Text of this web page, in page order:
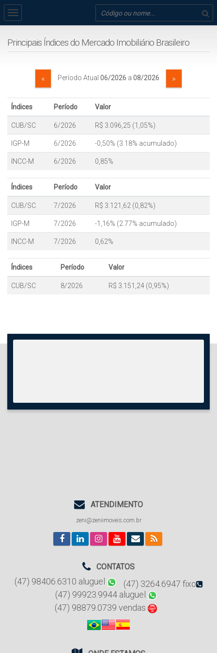
Principais Índices do Mercado Imobiliário Brasileiro
« Período Atual 06/2026 a 08/2026 »
Índices Período Valor
CUB/SC 6/2026 R$ 3.096,25 (1,05%)
IGP-M 6/2026 -0,50% (3.18% acumulado)
INCC-M 6/2026 0,85%
Índices Período Valor
CUB/SC 7/2026 R$ 3.121,62 (0,82%)
IGP-M 7/2026 -1,16% (2.77% acumulado)
INCC-M 7/2026 0,62%
Índices Período Valor
CUB/SC 8/2026 R$ 3.151,24 (0,95%)
ATENDIMENTO
zeni@zeniimoveis.com.br
CONTATOS
(47) 98406.6310 aluguel
(47) 3264.6947 fixo
(47) 99923.9944 aluguel
(47) 98879.0739 vendas